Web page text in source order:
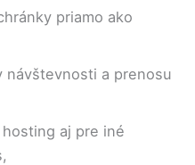
priamo ako
a prenosu
aj pre iné